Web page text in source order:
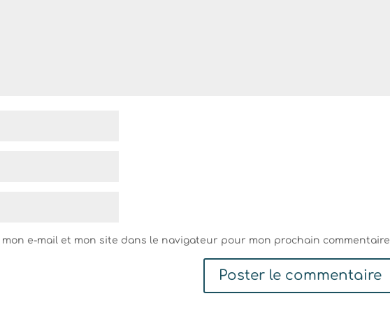
e-mail et mon site dans le navigateur pour mon prochain